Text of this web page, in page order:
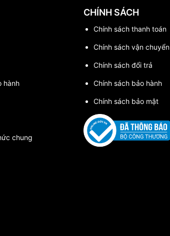
hành
chung
CHÍNH SÁCH
Chính sách thanh toán
Chính sách vận chuyển
Chính sách đổi trả
Chính sách bảo hành
Chính sách bảo mật